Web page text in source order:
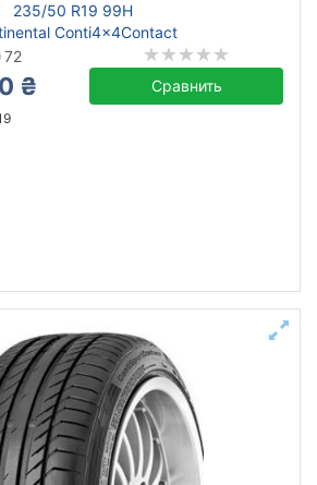
235/50 R19 99H
Conti4x4Contact
72
₴ Сравнить